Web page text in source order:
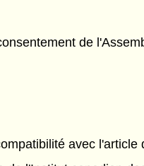
de
avec